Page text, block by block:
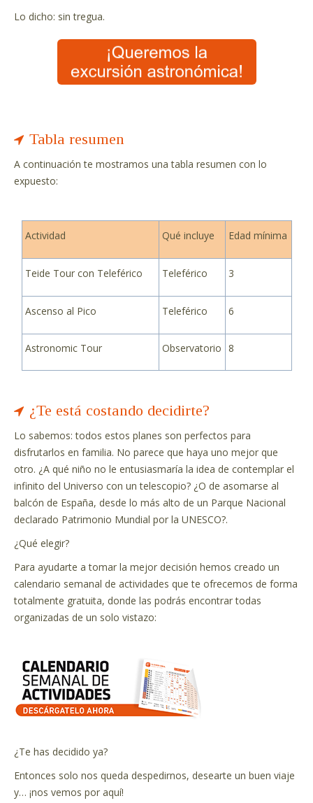
Lo dicho: sin tregua.
Tabla resumen
A continuación te mostramos una tabla resumen con lo
expuesto:
Actividad Qué incluye Edad mínima
Teide Tour con Teleférico Teleférico 3
Ascenso al Pico Teleférico 6
Astronomic Tour Observatorio 8
¿Te está costando decidirte?
Lo sabemos: todos estos planes son perfectos para
disfrutarlos en familia. No parece que haya uno mejor que
otro. ¿A qué niño no le entusiasmaría la idea de contemplar el
infinito del Universo con un telescopio? ¿O de asomarse al
balcón de España, desde lo más alto de un Parque Nacional
declarado Patrimonio Mundial por la UNESCO?.
¿Qué elegir?
Para ayudarte a tomar la mejor decisión hemos creado un
calendario semanal de actividades que te ofrecemos de forma
totalmente gratuita, donde las podrás encontrar todas
organizadas de un solo vistazo:
¿Te has decidido ya?
Entonces solo nos queda despedirnos, desearte un buen viaje
y… ¡nos vemos por aquí!